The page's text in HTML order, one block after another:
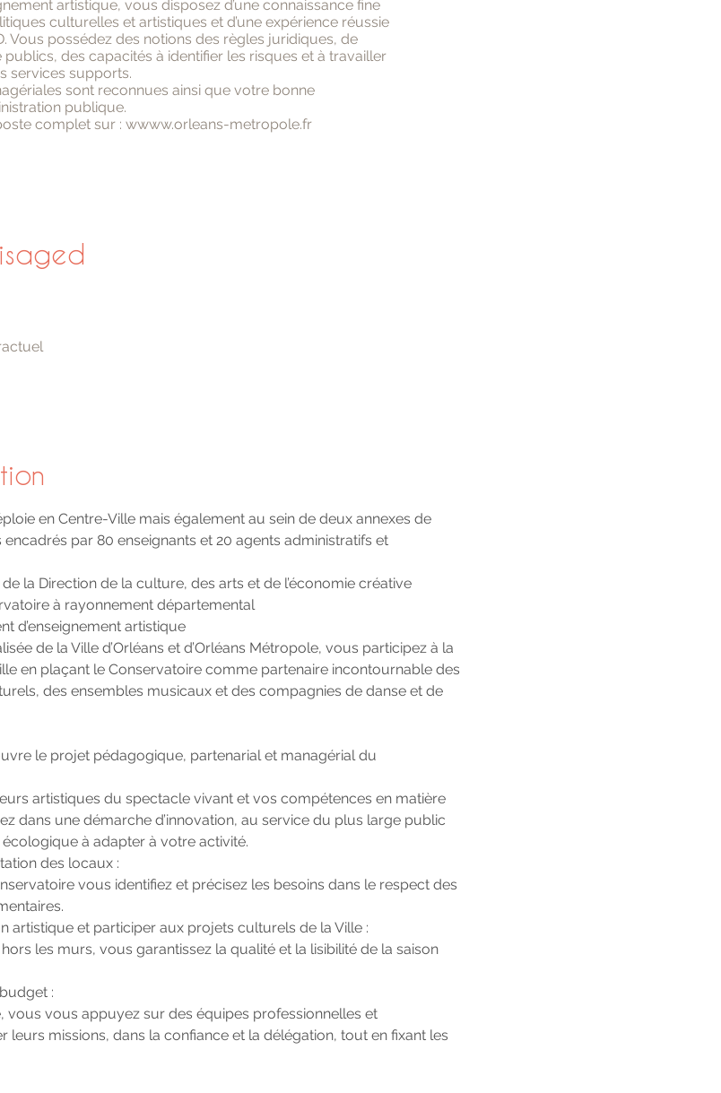
artistique, vous disposez d’une connaissance fine
culturelles et artistiques et d’une expérience réussie
Vous possédez des notions des règles juridiques, de
des capacités à identifier les risques et à travailler
services supports.
sont reconnues ainsi que votre bonne
publique.
complet sur : wwww.orleans-metropole.fr
en Centre-Ville mais également au sein de deux annexes de
par 80 enseignants et 20 agents administratifs et
la Direction de la culture, des arts et de l’économie créative
à rayonnement départemental
d’enseignement artistique
de la Ville d’Orléans et d’Orléans Métropole, vous participez à la
en plaçant le Conservatoire comme partenaire incontournable des
des ensembles musicaux et des compagnies de danse et de
le projet pédagogique, partenarial et managérial du
artistiques du spectacle vivant et vos compétences en matière
dans une démarche d’innovation, au service du plus large public
à adapter à votre activité.
des locaux :
vous identifiez et précisez les besoins dans le respect des
artistique et participer aux projets culturels de la Ville :
les murs, vous garantissez la qualité et la lisibilité de la saison
:
vous vous appuyez sur des équipes professionnelles et
leurs missions, dans la confiance et la délégation, tout en fixant les